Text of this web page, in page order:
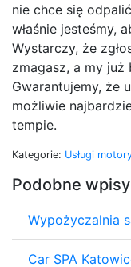
nie chce się
właśnie jesteśmy,
Wystarczy, że
zmagasz, a my
Gwarantujemy, że
możliwie
tempie.
Kategorie: Usługi
Podobne wpisy
Wypożyczalnia
Car SPA